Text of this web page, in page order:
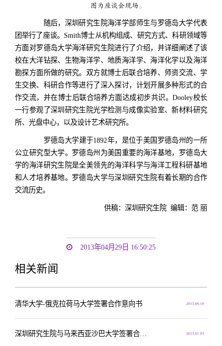
图为座谈会现场。
随后，深圳研究生院海洋学部师生与罗德岛大学代表
团举行了座谈。Smith博士从机构组成、研究方式、科研领域等
方面对罗德岛大学海洋研究生院进行了介绍，并详细阐述了该
校在大洋钻探、生物海洋学、地质海洋学、海洋化学以及海洋
勘探方面所做的研究。双方就博士后联合培养、师资交流、学
生交换、科研合作等进行了深入探讨，计划开展多种形式的合
作交流，并在博士后联合培养方面达成初步共识。Dooley校长
一行参观了深圳研究生院光学检测与成像实验室、新材料研究
所、光盘中心，以及设计艺术研究所。
罗德岛大学建于1892年，是位于美国罗德岛州的一所
公立研究型大学。罗德岛州为美国重要的海洋基地，罗德岛大
学的海洋研究生院是全美领先的海洋科学与海洋工程科研基地
和人才培养基地。罗德岛大学与深圳研究生院有着长期的合作
交流历史。
供稿：深圳研究生院 编辑：范 丽
2013年04月29日 16:50:25
相关新闻
2015.06.10
清华大学-俄克拉荷马大学签署合作意向书
2013.01.03
深圳研究生院与马来西亚沙巴大学签署合作意向书